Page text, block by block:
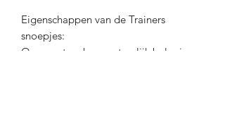
Eigenschappen van de Trainers
snoepjes:
Onweerstaanbaar natuurlijk belonings